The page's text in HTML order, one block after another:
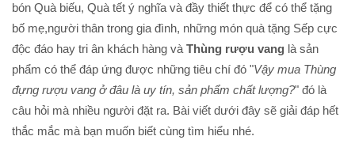
bón Quà biếu, Quà tết ý nghĩa và đầy thiết thực để có thể tặng
bố mẹ,người thân trong gia đình, những món quà tặng Sếp cực
độc đáo hay tri ân khách hàng vàThùng rượu vang là sản
phẩm có thể đáp ứng được những tiêu chí đó "Vậy mua Thùng
đựng rượu vang ở đâu là uy tín, sản phẩm chất lượng?" đó là
câu hỏi mà nhiều người đặt ra. Bài viết dưới đây sẽ giải đáp hết
thắc mắc mà bạn muốn biết cùng tìm hiểu nhé.